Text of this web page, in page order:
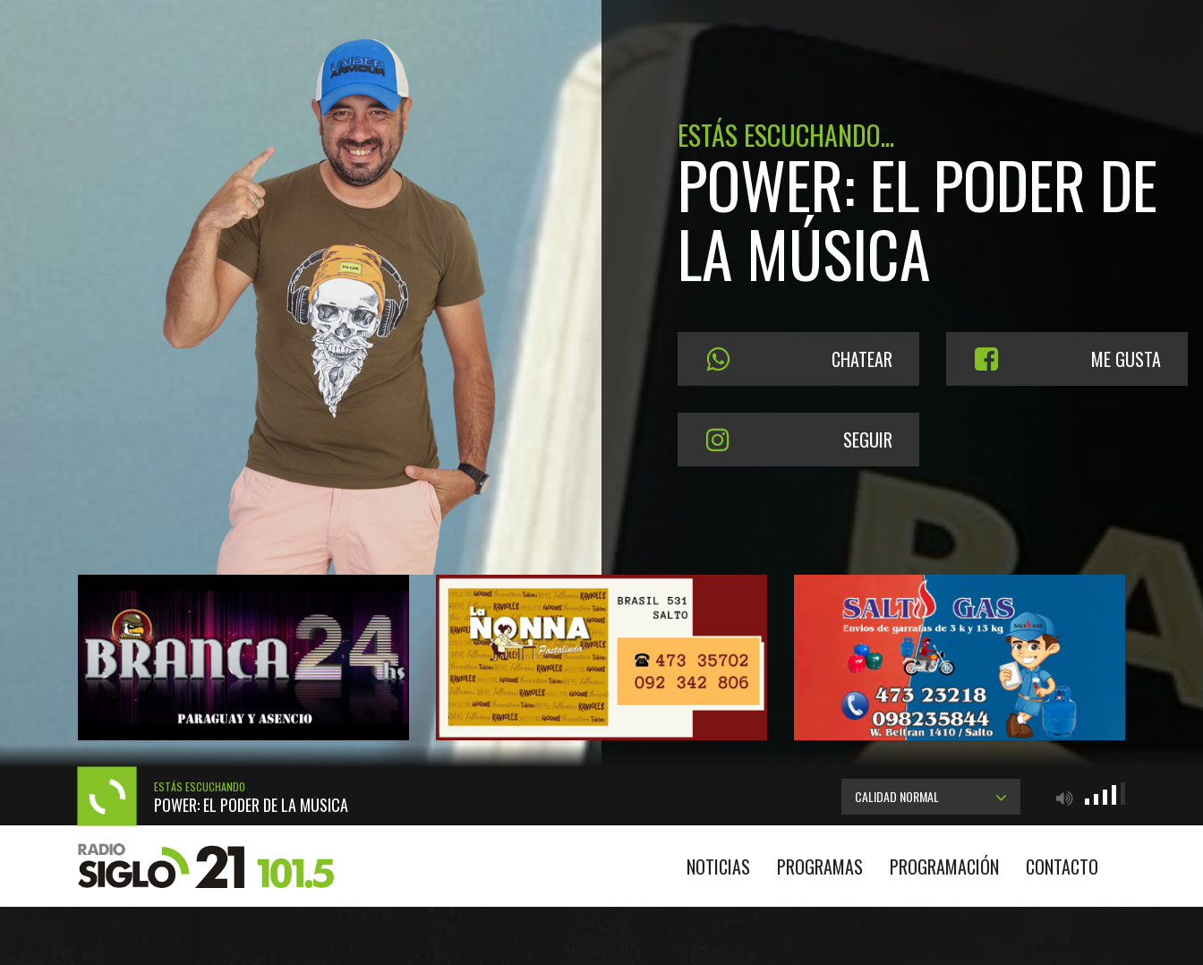
ESTÁS ESCUCHANDO...
POWER: EL PODER DE
LA MÚSICA
CHATEAR ME GUSTA
SEGUIR
ESTÁS ESCUCHANDO
POWER: EL PODER DE LA MÚSICA CALIDAD NORMAL
NOTICIAS PROGRAMAS PROGRAMACIÓN CONTACTO